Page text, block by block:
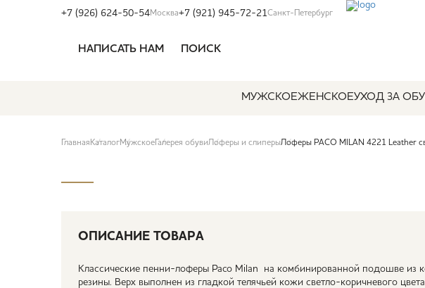
+7 (926) 624-50-54Москва+7 (921) 945-72-21Санкт-Петербург
НАПИСАТЬ НАМ ПОИСК
МУЖСКОЕЖЕНСКОЕУХОД ЗА
Главная КаталогМужское Галерея обувиЛоферы и слиперыЛоферы PACO MILAN 4221 Leather
ОПИСАНИЕ ТОВАРА
Классические пенни-лоферы Paco Milan на комбинированной подошве из
резины. Верх выполнен из гладкой телячьей кожи светло-коричневого